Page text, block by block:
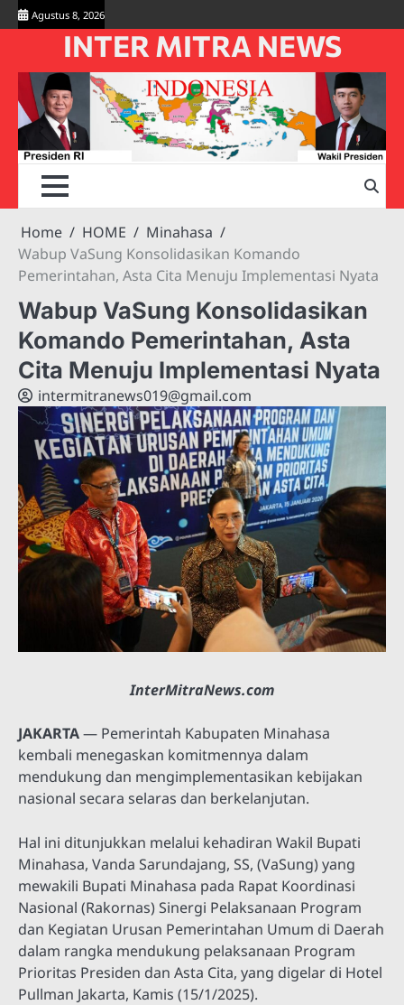
Skip
to
Agustus 8, 2026
INTER MITRA NEWS
Home HOME
Minahasa
Wabup VaSung Konsolidasikan Komando
Pemerintahan, Asta Cita Menuju Implementasi Nyata
Wabup VaSung Konsolidasikan
Komando Pemerintahan, Asta
Cita Menuju Implementasi Nyata
intermitranews019@gmail.com
InterMitraNews.com
JAKARTA— Pemerintah Kabupaten Minahasa
kembali menegaskan komitmennya dalam
mendukung dan mengimplementasikan kebijakan
nasional secara selaras dan berkelanjutan.
Hal ini ditunjukkan melalui kehadiran Wakil Bupati
Minahasa, Vanda Sarundajang, SS, (VaSung) yang
mewakili Bupati Minahasa pada Rapat Koordinasi
Nasional (Rakornas) Sinergi Pelaksanaan Program
dan Kegiatan Urusan Pemerintahan Umum di Daerah
dalam rangka mendukung pelaksanaan Program
Prioritas Presiden dan Asta Cita, yang digelar di Hotel
Pullman Jakarta, Kamis (15/1/2025).